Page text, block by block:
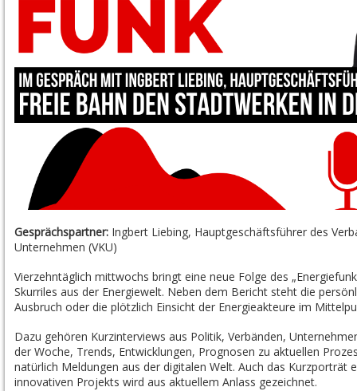
Gesprächspartner: Ingbert Liebing, Hauptgeschäftsführer des
Unternehmen (VKU)
Vierzehntäglich mittwochs bringt eine neue Folge des
Skurriles aus der Energiewelt. Neben dem Bericht steht die
Ausbruch oder die plötzlich Einsicht der Energieakteure im
Dazu gehören Kurzinterviews aus Politik, Verbänden,
der Woche, Trends, Entwicklungen, Prognosen zu aktuellen
natürlich Meldungen aus der digitalen Welt. Auch das Kurzporträt
innovativen Projekts wird aus aktuellem Anlass gezeichnet.